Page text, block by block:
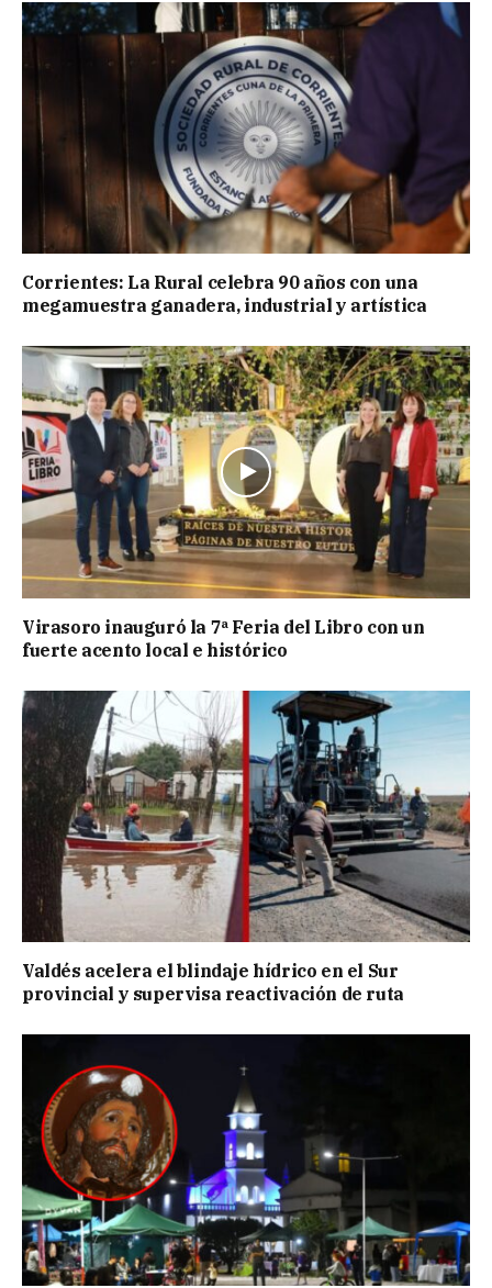
Corrientes: La Rural celebra 90 años con una
megamuestra ganadera, industrial y artística
Virasoro inauguró la 7ª Feria del Libro con un
fuerte acento local e histórico
Valdés acelera el blindaje hídrico en el Sur
provincial y supervisa reactivación de ruta